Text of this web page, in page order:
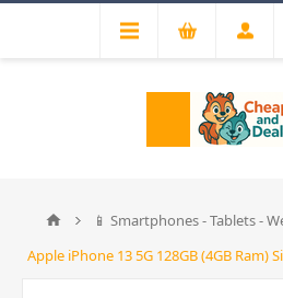
📱 Smartphones - Tablets -
Apple iPhone 13 5G 128GB (4GB Ram)